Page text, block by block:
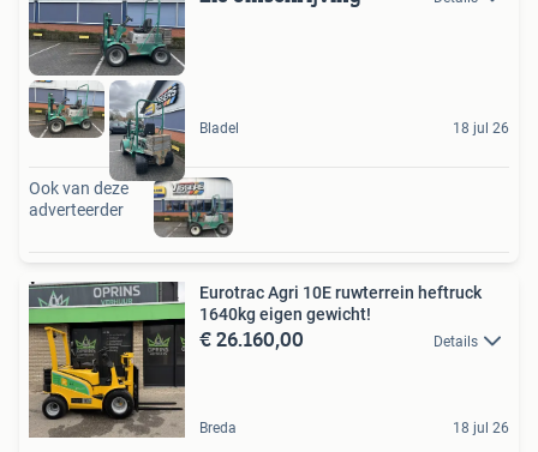
Bladel 18 jul 26
Ook van deze
adverteerder
Eurotrac Agri 10E ruwterrein heftruck
1640kg eigen gewicht!
€ 26.160,00 Details
Breda 18 jul 26